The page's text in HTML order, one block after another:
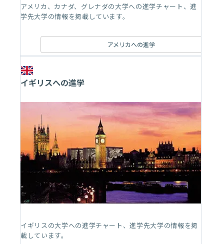
アメリカ、カナダ、グレナダの大学への進学チャート、進
学先大学の情報を掲載しています。
アメリカへの進学
イギリスへの進学
イギリスの大学への進学チャート、進学先大学の情報を掲
載しています。